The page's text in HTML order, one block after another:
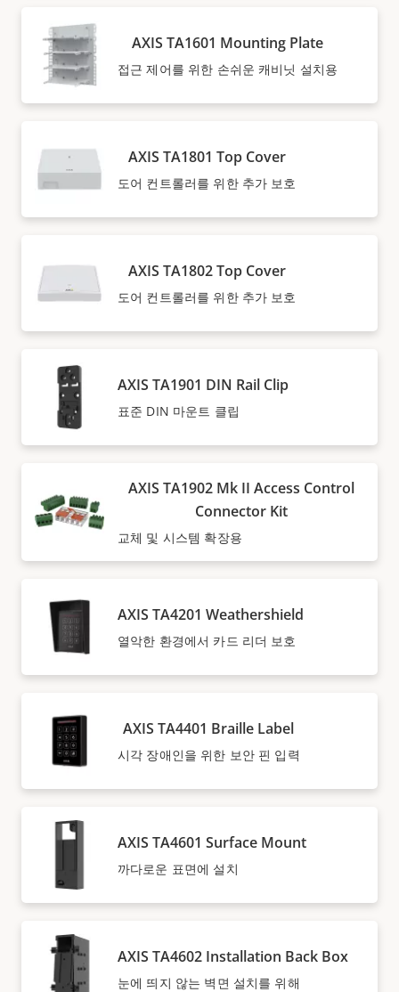
AXIS TA1601 Mounting Plate
접근 제어를 위한 손쉬운 캐비닛 설치용
AXIS TA1801 Top Cover
도어 컨트롤러를 위한 추가 보호
AXIS TA1802 Top Cover
도어 컨트롤러를 위한 추가 보호
AXIS TA1901 DIN Rail Clip
표준 DIN 마운트 클립
AXIS TA1902 Mk II Access Control
Connector Kit
교체 및 시스템 확장용
AXIS TA4201 Weathershield
열악한 환경에서 카드 리더 보호
AXIS TA4401 Braille Label
시각 장애인을 위한 보안 핀 입력
AXIS TA4601 Surface Mount
까다로운 표면에 설치
AXIS TA4602 Installation Back Box
눈에 띄지 않는 벽면 설치를 위해